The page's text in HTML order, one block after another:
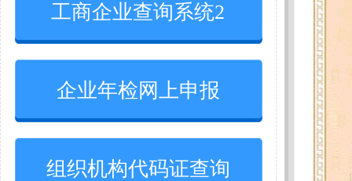
工商企业查询系统2
企业年检网上申报
组织机构代码证查询